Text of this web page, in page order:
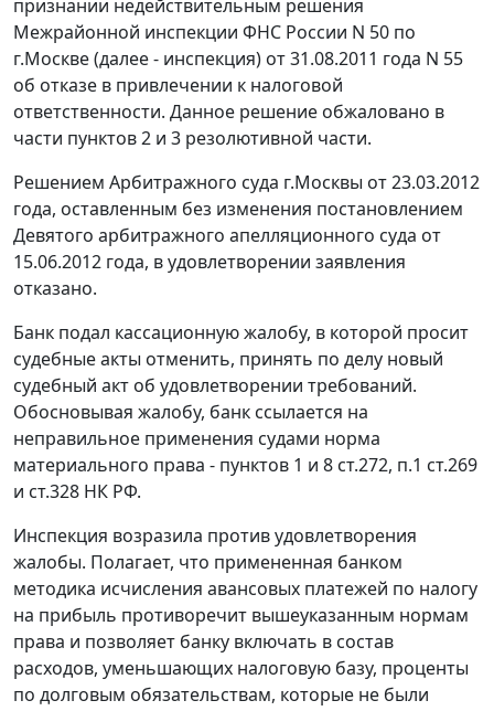
признании недействительным решения
Межрайонной инспекции ФНС России N 50 по
г.Москве (далее - инспекция) от 31.08.2011 года N 55
об отказе в привлечении к налоговой
ответственности. Данное решение обжаловано в
части пунктов 2 и 3 резолютивной части.
Решением Арбитражного суда г.Москвы от 23.03.2012
года, оставленным без изменения постановлением
Девятого арбитражного апелляционного суда от
15.06.2012 года, в удовлетворении заявления
отказано.
Банк подал кассационную жалобу, в которой просит
судебные акты отменить, принять по делу новый
судебный акт об удовлетворении требований.
Обосновывая жалобу, банк ссылается на
неправильное применения судами норма
материального права - пунктов 1 и 8 ст.272, п.1 ст.269
и ст.328 НК РФ.
Инспекция возразила против удовлетворения
жалобы. Полагает, что примененная банком
методика исчисления авансовых платежей по налогу
на прибыль противоречит вышеуказанным нормам
права и позволяет банку включать в состав
расходов, уменьшающих налоговую базу, проценты
по долговым обязательствам, которые не были